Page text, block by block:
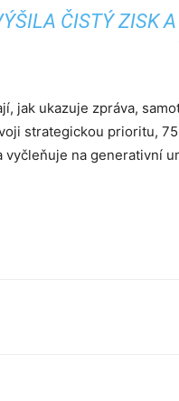
ČISTÝ ZISK
jak ukazuje zpráva,
strategickou prioritu,
na generativní